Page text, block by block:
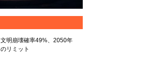
文明崩壊確率49%、2050年
のリミット